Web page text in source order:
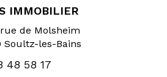
IMMOBILIER
de Molsheim
Soultz-les-Bains
48 58 17